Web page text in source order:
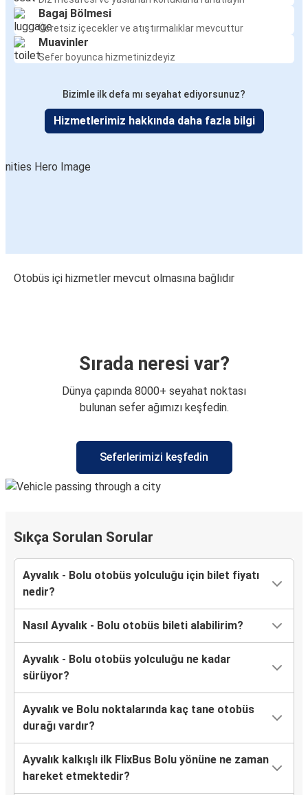
Bagaj Bölmesi
Ücretsiz içecekler ve atıştırmalıklar mevcuttur
Muavinler
Sefer boyunca hizmetinizdeyiz
Bizimle ilk defa mı seyahat ediyorsunuz?
Hizmetlerimiz hakkında daha fazla bilgi
Otobüs içi hizmetler mevcut olmasına bağlıdır
Sırada neresi var?
Dünya çapında 8000+ seyahat noktası
bulunan sefer ağımızı keşfedin.
Seferlerimizi keşfedin
Sıkça Sorulan Sorular
Ayvalık - Bolu otobüs yolculuğu için bilet fiyatı
nedir?
Nasıl Ayvalık - Bolu otobüs bileti alabilirim?
Ayvalık - Bolu otobüs yolculuğu ne kadar
sürüyor?
Ayvalık ve Bolu noktalarında kaç tane otobüs
durağı vardır?
Ayvalık kalkışlı ilk FlixBus Bolu yönüne ne zaman
hareket etmektedir?